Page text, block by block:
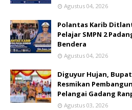
Agustus 04, 2026
Polantas Karib
Pelajar SMPN 2
Bendera
Agustus 04, 2026
Diguyur Hujan,
Resmikan
Pelangai Gadang
Agustus 03, 2026